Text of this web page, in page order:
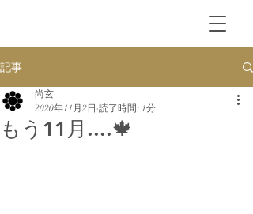
記事
もう11月....🍁
尚玄
2020年11月2日 読了時間: 1分